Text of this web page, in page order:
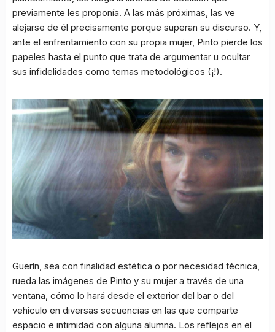
previamente les proponía. A las más próximas, las ve
alejarse de él precisamente porque superan su discurso. Y,
ante el enfrentamiento con su propia mujer, Pinto pierde los
papeles hasta el punto que trata de argumentar u ocultar
sus infidelidades como temas metodológicos (¡!).
Guerín, sea con finalidad estética o por necesidad técnica,
rueda las imágenes de Pinto y su mujer a través de una
ventana, cómo lo hará desde el exterior del bar o del
vehículo en diversas secuencias en las que comparte
espacio e intimidad con alguna alumna. Los reflejos en el